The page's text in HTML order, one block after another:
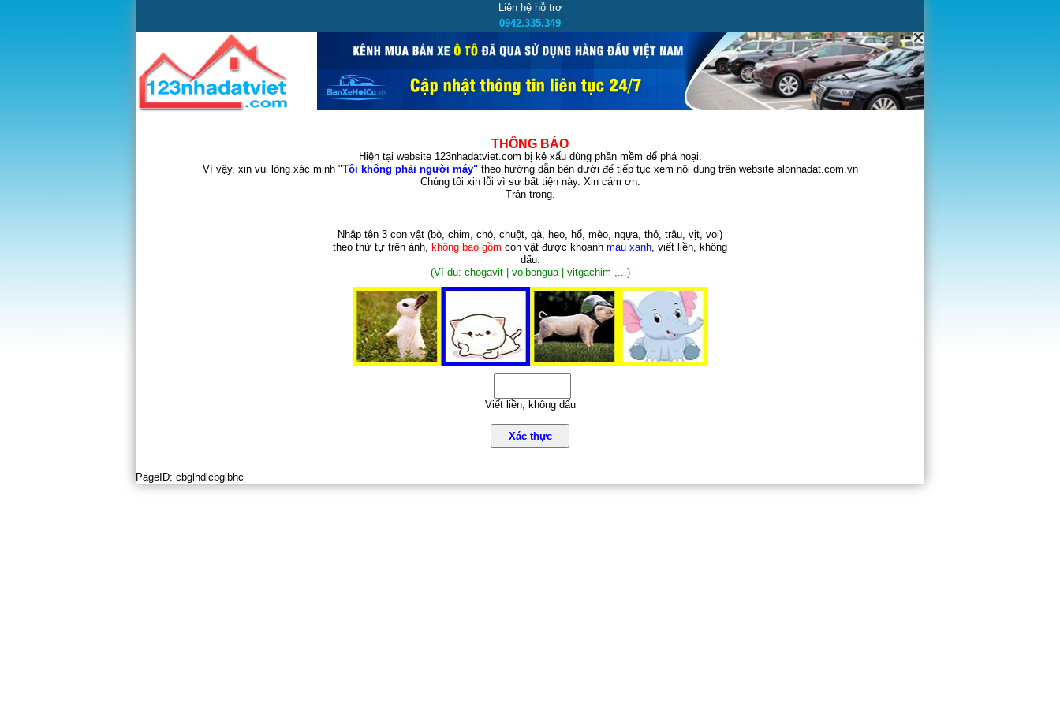
Liên hệ hỗ trợ
0942.335.349
THÔNG BÁO
Hiện tại website 123nhadatviet.com bị kẻ xấu dùng phần mềm để phá hoại.
Vì vậy, xin vui lòng xác minh "Tôi không phải người máy"theo hướng dẫn bên dưới để tiếp tục xem nội dung trên website alonhadat.com.vn
Chúng tôi xin lỗi vì sự bất tiện này. Xin cám ơn.
Trân trọng.
Nhập tên 3 con vật (bò, chim, chó, chuột, gà, heo, hổ, mèo, ngựa, thỏ, trâu, vịt, voi)
theo thứ tự trên ảnh, không bao gồm con vật được khoanh màu xanh, viết liền, không
dấu.
(Ví dụ: chogavit | voibongua | vitgachim ,...)
Viết liền, không dấu
Xác thực
PageID: cbglhdlcbglbhc